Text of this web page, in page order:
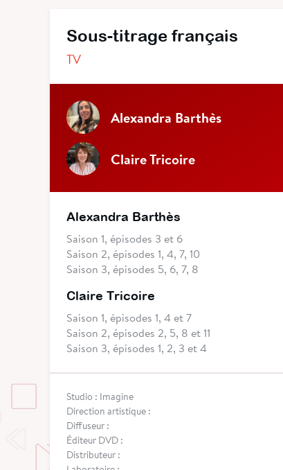
Sous-titrage français
TV
Alexandra Barthès
Claire Tricoire
Alexandra Barthès
Saison 1, épisodes 3 et 6
Saison 2, épisodes 1, 4, 7, 10
Saison 3, épisodes 5, 6, 7, 8
Claire Tricoire
Saison 1, épisodes 1, 4 et 7
Saison 2, épisodes 2, 5, 8 et 11
Saison 3, épisodes 1, 2, 3 et 4
Studio : Imagine
Direction artistique :
Diffuseur :
Éditeur DVD :
Distributeur :